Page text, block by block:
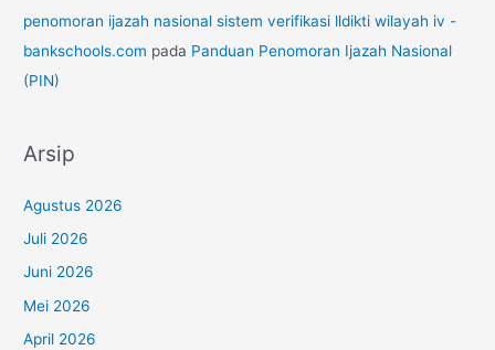
penomoran ijazah nasional sistem verifikasi lldikti wilayah iv -
bankschools.com pada Panduan Penomoran Ijazah Nasional
(PIN)
Arsip
Agustus 2026
Juli 2026
Juni 2026
Mei 2026
April 2026